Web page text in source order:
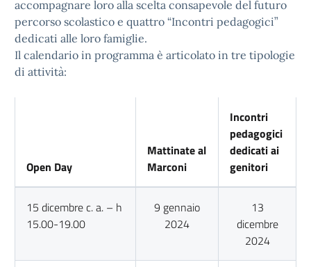
accompagnare loro alla scelta consapevole del futuro
percorso scolastico e quattro “Incontri pedagogici”
dedicati alle loro famiglie.
Il calendario in programma è articolato in tre tipologie
di attività:
Open Day
Mattinate al
Marconi
Incontri
pedagogici
dedicati ai
genitori
15 dicembre c. a. – h
15.00-19.00
9 gennaio
2024
13
dicembre
2024